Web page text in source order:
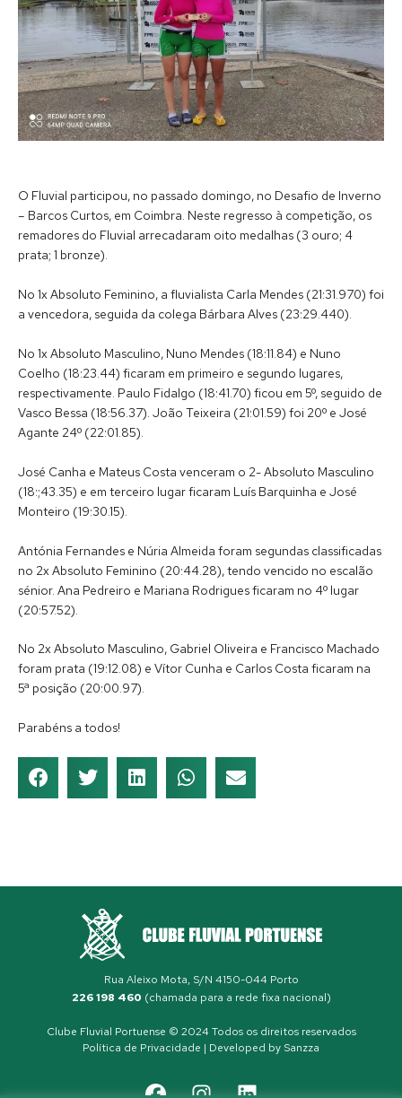
O Fluvial participou, no passado domingo, no Desafio de Inverno
– Barcos Curtos, em Coimbra. Neste regresso à competição, os
remadores do Fluvial arrecadaram oito medalhas (3 ouro; 4
prata; 1 bronze).
No 1x Absoluto Feminino, a fluvialista Carla Mendes (21:31.970) foi
a vencedora, seguida da colega Bárbara Alves (23:29.440).
No 1x Absoluto Masculino, Nuno Mendes (18:11.84) e Nuno
Coelho (18:23.44) ficaram em primeiro e segundo lugares,
respectivamente. Paulo Fidalgo (18:41.70) ficou em 5º, seguido de
Vasco Bessa (18:56.37). João Teixeira (21:01.59) foi 20º e José
Agante 24º (22:01.85).
José Canha e Mateus Costa venceram o 2- Absoluto Masculino
(18:;43.35) e em terceiro lugar ficaram Luís Barquinha e José
Monteiro (19:30.15).
Antónia Fernandes e Núria Almeida foram segundas classificadas
no 2x Absoluto Feminino (20:44.28), tendo vencido no escalão
sénior. Ana Pedreiro e Mariana Rodrigues ficaram no 4º lugar
(20:57.52).
No 2x Absoluto Masculino, Gabriel Oliveira e Francisco Machado
foram prata (19:12.08) e Vítor Cunha e Carlos Costa ficaram na
5ª posição (20:00.97).
Parabéns a todos!
Rua Aleixo Mota, S/N 4150-044 Porto
226 198 460 (chamada para a rede fixa nacional)
Clube Fluvial Portuense © 2024 Todos os direitos reservados
Política de Privacidade | Developed by Sanzza